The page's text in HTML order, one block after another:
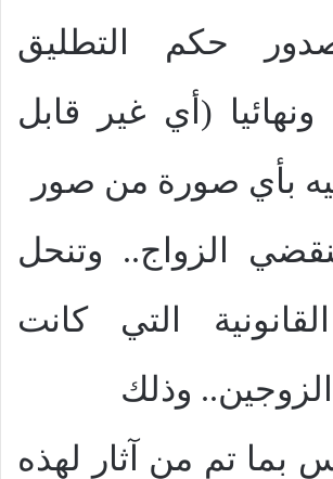
حكم التطليق
(أي غير قابل
بأي صورة من صور
الزواج.. وتنحل
التي كانت
وذلك
تم من آثار لهذه